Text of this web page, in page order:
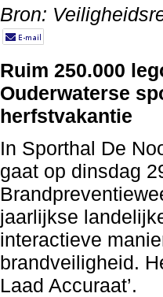
Bron:
Ruim 250.000
Ouderwaterse
herfstvakantie
In Sporthal De
gaat op dinsdag
jaarlijkse
interactieve
brandveiligheid.
Laad Accuraat’.